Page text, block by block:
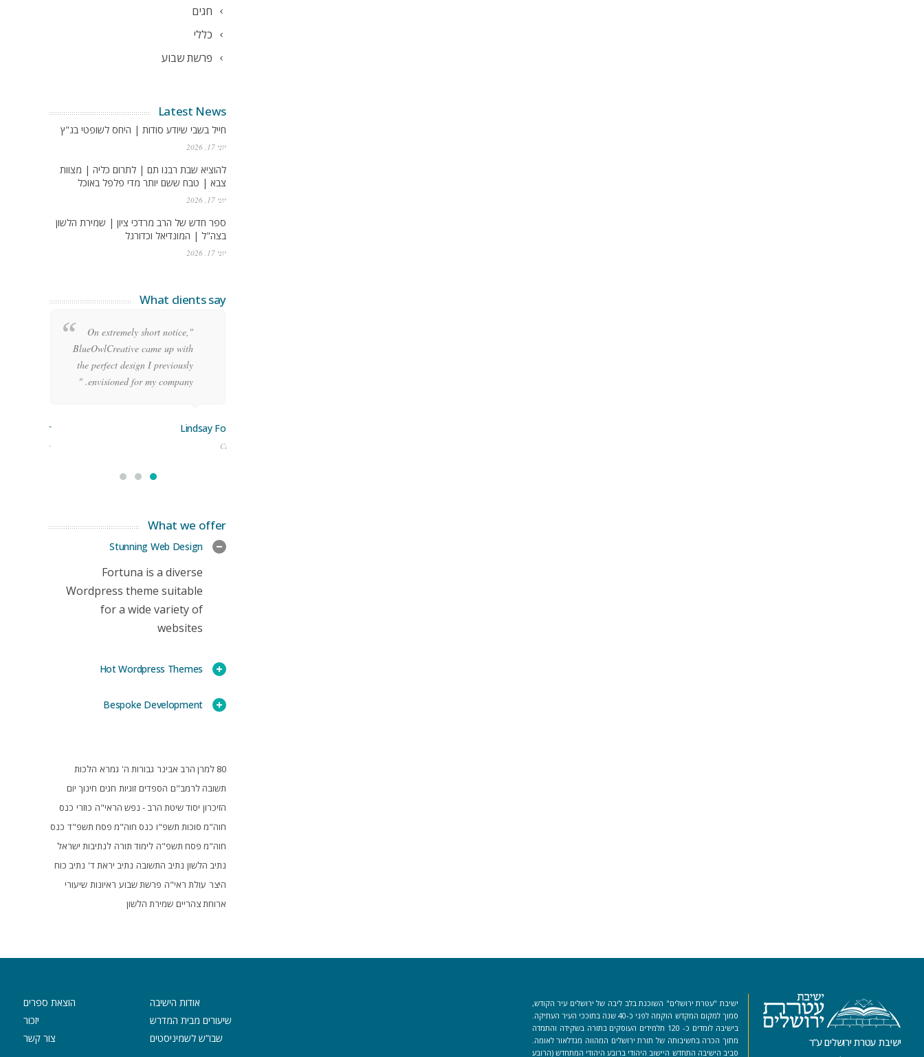
חגים
כללי
פרשת שבוע
Latest News
חייל בשבי שיודע סודות | היחס לשופטי בג"ץ
יוני 17, 2026
להוציא שבת רבנו תם | לתרום כליה | מצוות
צבא | טבח ששם יותר מדי פלפל באוכל
יוני 17, 2026
ספר חדש של הרב מרדכי ציון | שמירת הלשון
בצה"ל | המונדיאל וכדורגל
יוני 17, 2026
What clients say
"On extremely short notice,
BlueOwlCreative came up with
the perfect design I previously
envisioned for my company. "
Lindsay Ford
CEO
Stoner
Manager
What we offer
Stunning Web Design
Fortuna is a diverse
Wordpress theme suitable
for a wide variety of
websites
Hot Wordpress Themes
Bespoke Development
80 למרן הרב אבינר גבורות ה' גמרא הלכות
תשובה לרמב"ם הספדים זוגיות חגים חינוך יום
הזיכרון יסוד שיטת הרב - נפש הראי"ה כוזרי כנס
חוה"מ סוכות תשפ"ו כנס חוה"מ פסח תשפ"ד כנס
חוה"מ פסח תשפ"ה לימוד תורה לנתיבות ישראל
נתיב הלשון נתיב התשובה נתיב יראת ד' נתיב כוח
היצר עולת ראי"ה פרשת שבוע ראיונות שיעורי
ארוחת צהריים שמירת הלשון
ישיבת עטרת ירושלים ע”ר
ישיבת "עטרת ירושלים" השוכנת בלב ליבה של ירושלים עיר הקודש,
סמוך למקום המקדש הוקמה לפני כ-40 שנה בתוככי העיר העתיקה.
בישיבה לומדים כ- 120 תלמידים העוסקים בתורה בשקידה והתמדה
מתוך הכרה בחשיבותה של תורת ירושלים המהווה מגדלאור לאומה.
סביב הישיבה התחדש היישוב היהודי ברובע היהודי המתחדש (הרובע
אודות הישיבה
שיעורים מבית המדרש
שבו”ש לשמיניסטים
הוצאת ספרים
יזכור
צור קשר